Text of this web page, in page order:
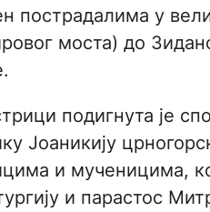
пострадалима у
моста) до
подигнута је
Јоаникију
и мученицима,
и парастос